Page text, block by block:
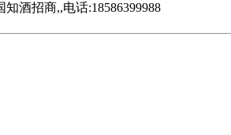
酒招商,,电话:18586399988